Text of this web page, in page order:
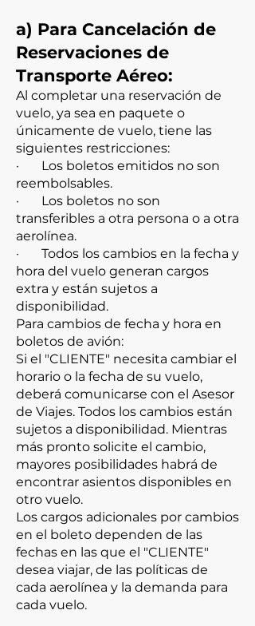
a) Para Cancelación de
Reservaciones de
Transporte Aéreo:
Al completar una reservación de
vuelo, ya sea en paquete o
únicamente de vuelo, tiene las
siguientes restricciones:
· Los boletos emitidos no son
reembolsables.
· Los boletos no son
transferibles a otra persona o a otra
aerolínea.
· Todos los cambios en la fecha y
hora del vuelo generan cargos
extra y están sujetos a
disponibilidad.
Para cambios de fecha y hora en
boletos de avión:
Si el "CLIENTE" necesita cambiar el
horario o la fecha de su vuelo,
deberá comunicarse con el Asesor
de Viajes. Todos los cambios están
sujetos a disponibilidad. Mientras
más pronto solicite el cambio,
mayores posibilidades habrá de
encontrar asientos disponibles en
otro vuelo.
Los cargos adicionales por cambios
en el boleto dependen de las
fechas en las que el "CLIENTE"
desea viajar, de las políticas de
cada aerolínea y la demanda para
cada vuelo.